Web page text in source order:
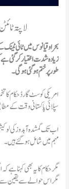
لاپتہ
بحر اوقیانوس میں ٹائی
زیادہ شدت اختیار کر گئی
طور پر ختم ہوگئی ہوگی۔
سپلائی پاکستانی وقت کے مطابق سہ پہر 4 بج کر 18
اب تک گمشدہ آبدوز کی
مہم میں شامل ہوگئے ہیں۔
مگر اس حوالے سے یقین